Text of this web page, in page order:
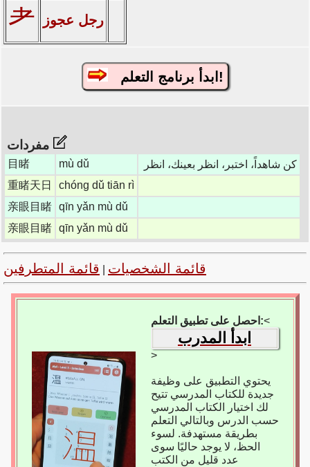
耂 رجل عجوز
ابدأ برنامج التعلم!
目睹 mù dǔ
كن شاهداً، اختبر، انظر بعينك، انظر
重睹天日
chóng dǔ tiān rì
亲眼目睹 qīn yǎn mù dǔ
亲眼目睹 qīn yǎn mù dǔ
قائمة الشخصيات قائمة المتطرفين
احصل على تطبيق التعلم:<
ابدأ المدرب
>
يحتوي التطبيق على وظيفة
جديدة للكتاب المدرسي تتيح
لك اختيار الكتاب المدرسي
حسب الدرس وبالتالي التعلم
بطريقة مستهدفة. لسوء
الحظ، لا يوجد حاليًا سوى
عدد قليل من الكتب